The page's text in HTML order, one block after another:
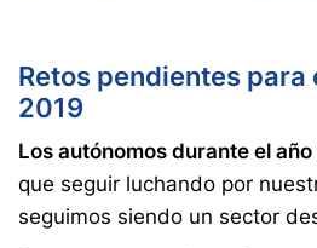
Retos pendientes para
2019
Los autónomos durante el
que seguir luchando por
seguimos siendo un sector